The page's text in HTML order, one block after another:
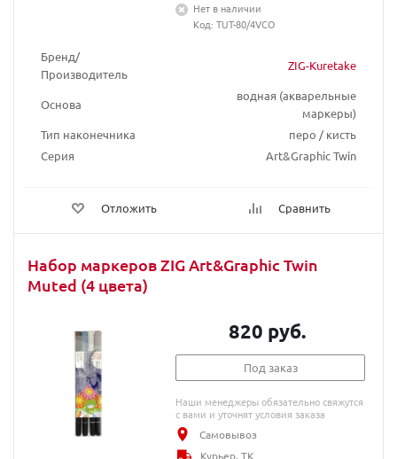
Бренд/
Производитель
ZIG-Kuretake
Основа
водная (акварельные
маркеры)
Тип наконечника
перо / кисть
Серия
Art&Graphic Twin
Отложить Сравнить
Нет в наличии
Код: TUT-80/4VCO
Набор маркеров ZIG Art&Graphic Twin
Muted (4 цвета)
820 руб.
Под заказ
Наши менеджеры обязательно свяжутся
с вами и уточнят условия заказа
Самовывоз
Курьер, ТК